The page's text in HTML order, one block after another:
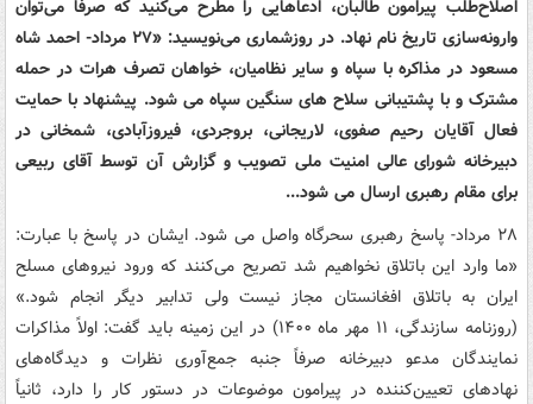
اصلاح‌طلب پیرامون طالبان، ادعاهایی را مطرح می‌کنید که صرفاً می‌توان
وارونه‌سازی تاریخ نام نهاد. در روزشماری می‌نویسید: «۲۷ مرداد- ‌احمد شاه
مسعود در مذاکره با سپاه و سایر نظامیان، خواهان تصرف هرات در حمله
مشترک و با پشتیبانی سلاح های سنگین سپاه می شود. پیشنهاد با حمایت
فعال آقایان رحیم صفوی، لاریجانی، بروجردی، فیروزآبادی، شمخانی در
دبیرخانه شورای عالی امنیت ملی تصویب و گزارش آن توسط آقای ربیعی
برای مقام رهبری ارسال می شود...
۲۸ مرداد- پاسخ رهبری سحرگاه واصل می شود. ایشان در پاسخ با عبارت:
«ما وارد این باتلاق نخواهیم شد تصریح می‌کنند که ورود نیروهای مسلح
ایران به باتلاق افغانستان مجاز نیست ولی تدابیر دیگر انجام شود.»
(روزنامه سازندگی، ۱۱ مهر ماه ۱۴۰۰) در این زمینه باید گفت: اولاً مذاکرات
نمایندگان مدعو دبیرخانه صرفاً جنبه جمع‌آوری نظرات و دیدگاه‌های
نهادهای تعیین‌کننده در پیرامون موضوعات در دستور کار را دارد، ثانیاً